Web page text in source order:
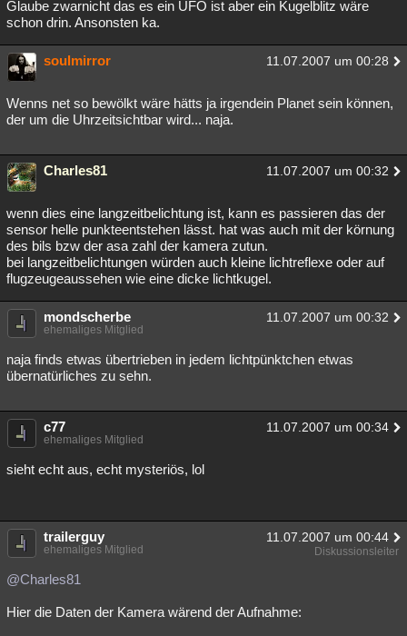
Glaube zwarnicht das es ein UFO ist aber ein Kugelblitz wäre
schon drin. Ansonsten ka.
soulmirror 11.07.2007 um 00:28
Wenns net so bewölkt wäre hätts ja irgendein Planet sein können,
der um die Uhrzeitsichtbar wird... naja.
Charles81 11.07.2007 um 00:32
wenn dies eine langzeitbelichtung ist, kann es passieren das der
sensor helle punkteentstehen lässt. hat was auch mit der körnung
des bils bzw der asa zahl der kamera zutun.
bei langzeitbelichtungen würden auch kleine lichtreflexe oder auf
flugzeugeaussehen wie eine dicke lichtkugel.
mondscherbe 11.07.2007 um 00:32
ehemaliges Mitglied
naja finds etwas übertrieben in jedem lichtpünktchen etwas
übernatürliches zu sehn.
c77 11.07.2007 um 00:34
ehemaliges Mitglied
sieht echt aus, echt mysteriös, lol
trailerguy 11.07.2007 um 00:44
ehemaliges Mitglied Diskussionsleiter
@Charles81
Hier die Daten der Kamera wärend der Aufnahme: